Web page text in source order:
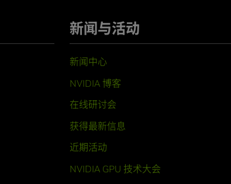
新闻与活动
新闻中心
NVIDIA 博客
在线研讨会
获得最新信息
近期活动
NVIDIA GPU 技术大会